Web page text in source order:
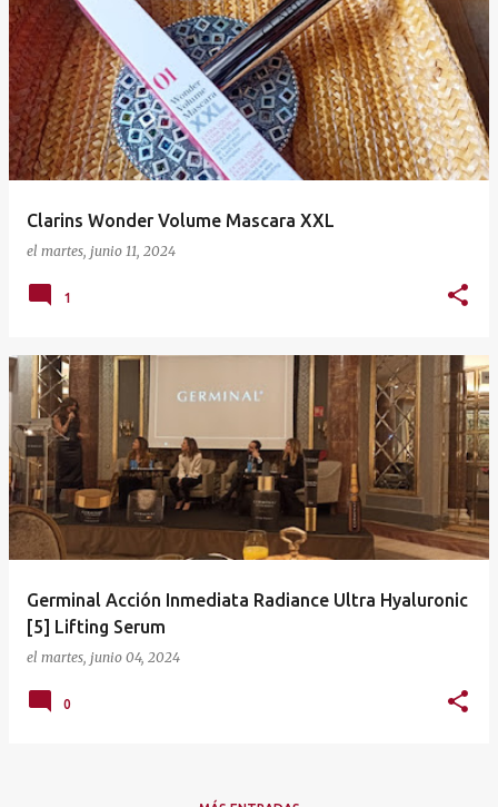
Clarins Wonder Volume Mascara XXL
el martes, junio 11, 2024
1
Germinal Acción Inmediata Radiance Ultra Hyaluronic
[5] Lifting Serum
el martes, junio 04, 2024
0